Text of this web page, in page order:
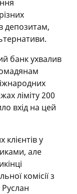
депозитам,
банк ухвалив
ліміту 200
вхід на цей
у
але
комісії з